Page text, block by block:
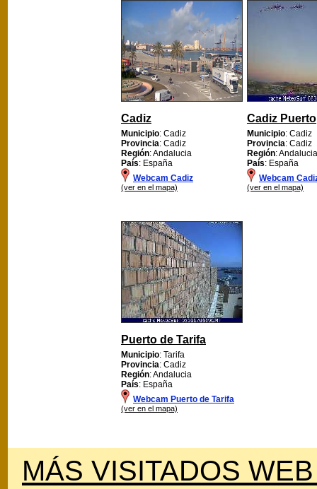
Cadiz
Municipio: Cadiz
Provincia: Cadiz
Región: Andalucia
País: España
Webcam Cadiz
(ver en el mapa)
Cadiz Puerto
Municipio: Cadiz
Provincia: Cadiz
Región: Andalucia
País: España
Webcam
(ver en el mapa)
Puerto de Tarifa
Municipio: Tarifa
Provincia: Cadiz
Región: Andalucia
País: España
Webcam Puerto de Tarifa
(ver en el mapa)
MÁS VISITADOS